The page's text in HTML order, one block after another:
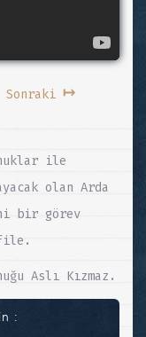
Sonraki ↦
ile
olan Arda
bir görev
Aslı Kızmaz.
: